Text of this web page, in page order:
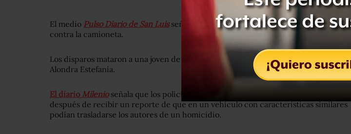
El medio Pulso Diario de San Luisseñaló que los policías realizaron 17 disparos
contra la camioneta.
Los disparos mataron a una joven de la comunidad de Villa de Arista, de nombre
Alondra Estefanía.
El diario Milenioseñala que los policías persiguieron en su patrulla a la camioneta,
después de recibir un reporte de que en un vehículo con características similares
podían trasladarse los autores de un homicidio.